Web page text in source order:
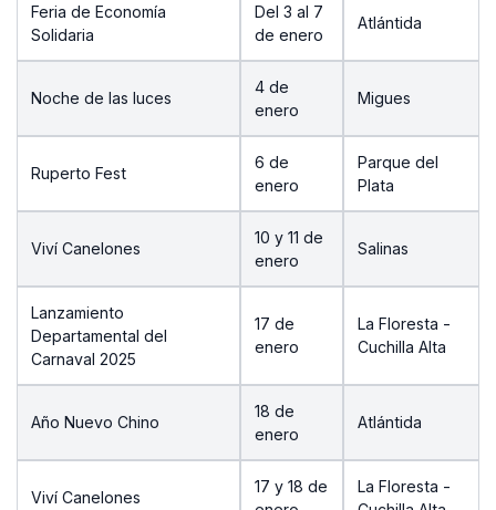
Feria de Economía
Solidaria
Del 3 al 7
de enero
Atlántida
Noche de las luces
4 de
enero
Migues
Ruperto Fest
6 de
enero
Parque del
Plata
Viví Canelones
10 y 11 de
enero
Salinas
Lanzamiento
Departamental del
Carnaval 2025
17 de
enero
La Floresta -
Cuchilla Alta
Año Nuevo Chino
18 de
enero
Atlántida
Viví Canelones
17 y 18 de
La Floresta -